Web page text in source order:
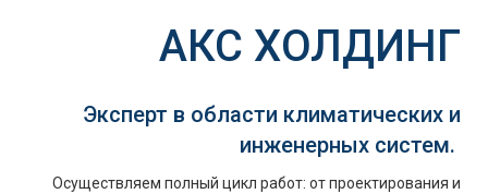
АКС ХОЛДИНГ
Эксперт в области климатических и
инженерных систем.
Осуществляем полный цикл работ: от проектирования и